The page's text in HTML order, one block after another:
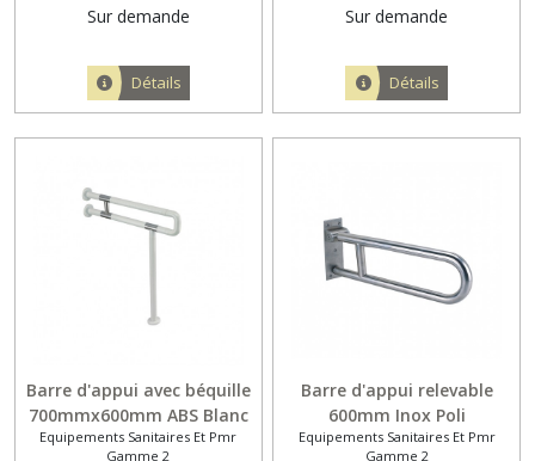
Sur demande
Détails
Sur demande
Détails
Barre d'appui avec béquille
700mmx600mm ABS Blanc
Equipements Sanitaires Et Pmr
Gamme 2
Barre d'appui relevable
600mm Inox Poli
Equipements Sanitaires Et Pmr
Gamme 2